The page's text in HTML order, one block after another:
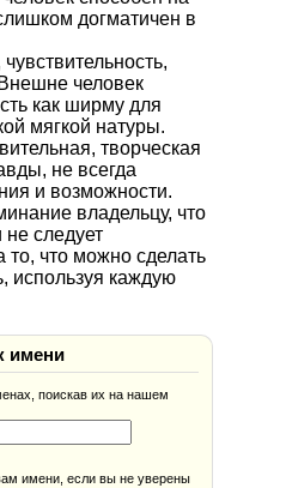
догматичен в
человек
как ширму для
мягкой натуры.
творческая
не всегда
и возможности.
владельцу, что
не следует
то, что можно сделать
используя каждую
имени
поискав их на нашем
имени, если вы не уверены